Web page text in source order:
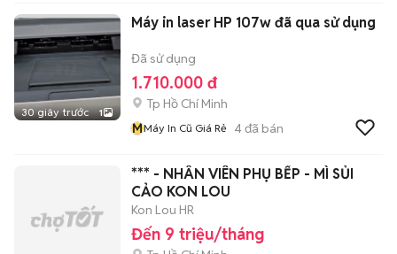
30 giây trước 1
Máy in laser HP 107w đã qua sử dụng
Đã sử dụng
1.710.000 đ
Tp Hồ Chí Minh
MMáy In Cũ Giá Rẻ 4đã bán
*** - NHÂN VIÊN PHỤ BẾP - MÌ SỦI
CẢO KON LOU
Kon Lou HR
Đến 9 triệu/tháng